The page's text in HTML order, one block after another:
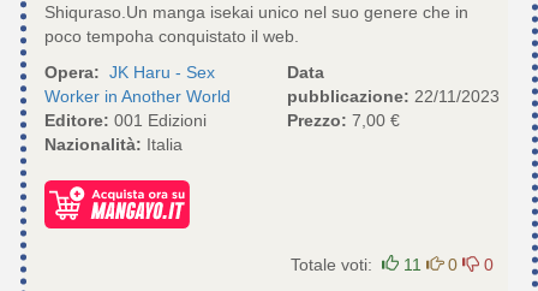
Shiquraso.Un manga isekai unico nel suo genere che in
poco tempoha conquistato il web.
Opera: JK Haru - Sex
Worker in Another World
Editore: 001 Edizioni
Nazionalità: Italia
Data
pubblicazione: 22/11/2023
Prezzo: 7,00 €
Totale voti: 11 0 0